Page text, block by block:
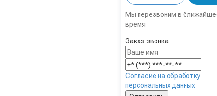
Мы перезвоним в
время
Заказ звонка
Согласие на обработку
персональных данных